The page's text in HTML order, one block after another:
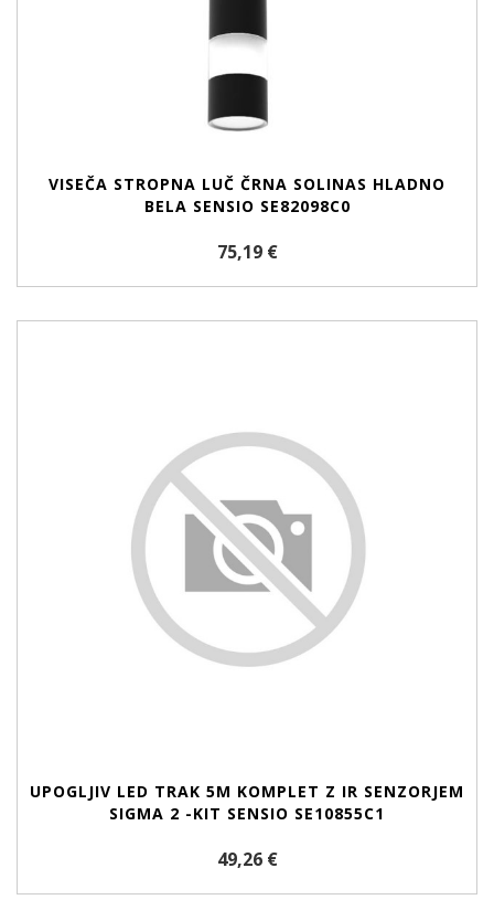
VISEČA STROPNA LUČ ČRNA SOLINAS HLADNO
BELA SENSIO SE82098C0
75,19 €
UPOGLJIV LED TRAK 5M KOMPLET Z IR SENZORJEM
SIGMA 2 -KIT SENSIO SE10855C1
49,26 €